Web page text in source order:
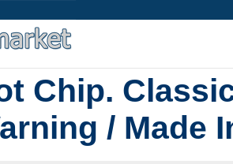
Chip.
/ Made